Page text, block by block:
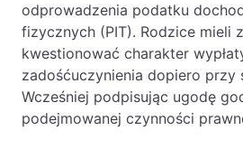
odprowadzenia podatku
fizycznych (PIT). Rodzice mieli
kwestionować charakter
zadośćuczynienia dopiero przy
Wcześniej podpisując ugodę
podejmowanej czynności